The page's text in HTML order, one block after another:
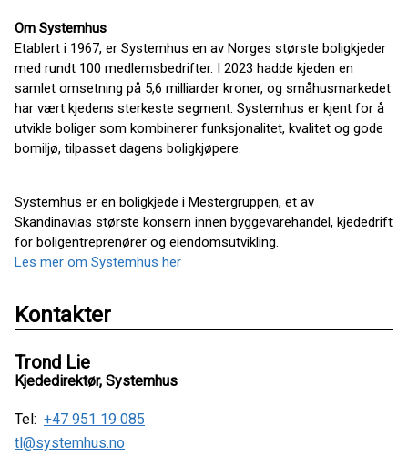
Om Systemhus
Etablert i 1967, er Systemhus en av Norges største boligkjeder
med rundt 100 medlemsbedrifter. I 2023 hadde kjeden en
samlet omsetning på 5,6 milliarder kroner, og småhusmarkedet
har vært kjedens sterkeste segment. Systemhus er kjent for å
utvikle boliger som kombinerer funksjonalitet, kvalitet og gode
bomiljø, tilpasset dagens boligkjøpere.
Systemhus er en boligkjede i Mestergruppen, et av
Skandinavias største konsern innen byggevarehandel, kjededrift
for boligentreprenører og eiendomsutvikling.
Les mer om Systemhus her
Kontakter
Trond Lie
Kjededirektør, Systemhus
Tel: +47 951 19 085
tl@systemhus.no